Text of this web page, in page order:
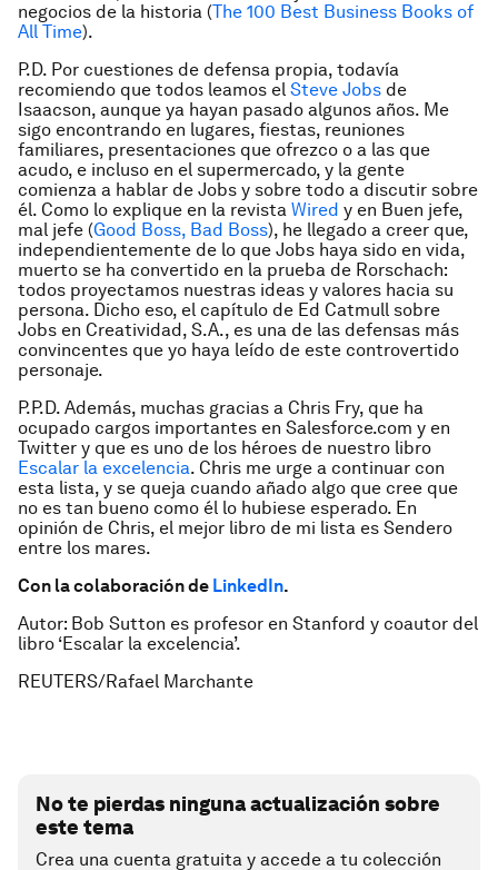
negocios de la historia (The 100 Best Business Books of
All Time).
P.D. Por cuestiones de defensa propia, todavía
recomiendo que todos leamos el Steve Jobs de
Isaacson, aunque ya hayan pasado algunos años. Me
sigo encontrando en lugares, fiestas, reuniones
familiares, presentaciones que ofrezco o a las que
acudo, e incluso en el supermercado, y la gente
comienza a hablar de Jobs y sobre todo a discutir sobre
él. Como lo explique en la revista Wired y en Buen jefe,
mal jefe (Good Boss, Bad Boss), he llegado a creer que,
independientemente de lo que Jobs haya sido en vida,
muerto se ha convertido en la prueba de Rorschach:
todos proyectamos nuestras ideas y valores hacia su
persona. Dicho eso, el capítulo de Ed Catmull sobre
Jobs en Creatividad, S.A., es una de las defensas más
convincentes que yo haya leído de este controvertido
personaje.
P.P.D. Además, muchas gracias a Chris Fry, que ha
ocupado cargos importantes en Salesforce.com y en
Twitter y que es uno de los héroes de nuestro libro
Escalar la excelencia. Chris me urge a continuar con
esta lista, y se queja cuando añado algo que cree que
no es tan bueno como él lo hubiese esperado. En
opinión de Chris, el mejor libro de mi lista es Sendero
entre los mares.
Con la colaboración de LinkedIn.
Autor: Bob Sutton es profesor en Stanford y coautor del
libro ‘Escalar la excelencia’.
REUTERS/Rafael Marchante
No te pierdas ninguna actualización sobre
este tema
Crea una cuenta gratuita y accede a tu colección